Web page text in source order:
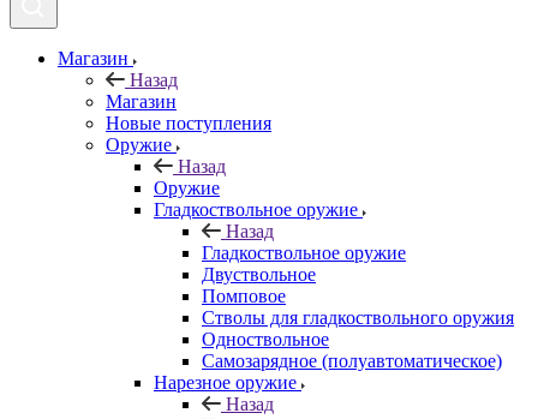
Магазин
Назад
Магазин
Новые поступления
Оружие
Назад
Оружие
Гладкоствольное оружие
Назад
Гладкоствольное оружие
Двуствольное
Помповое
Стволы для гладкоствольного оружия
Одноствольное
Самозарядное (полуавтоматическое)
Нарезное оружие
Назад